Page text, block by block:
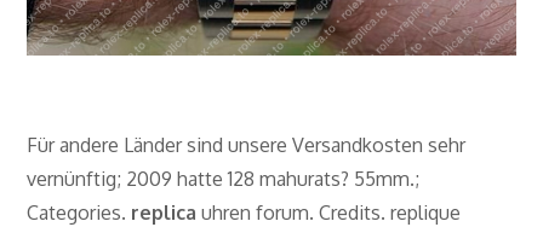
Für andere Länder sind unsere Versandkosten sehr
vernünftig; 2009 hatte 128 mahurats? 55mm.;
Categories. replica uhren forum. Credits. replique